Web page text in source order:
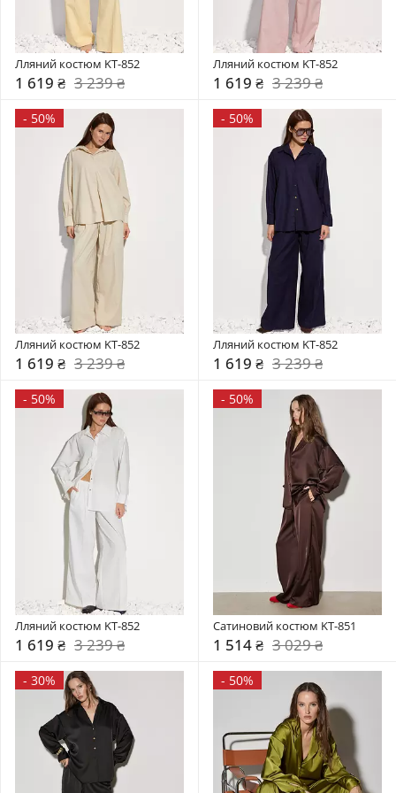
Лляний костюм KT-852
1 619 ₴ 3 239 ₴
Лляний костюм KT-852
1 619 ₴ 3 239 ₴
- 50%
Лляний костюм KT-852
1 619 ₴ 3 239 ₴
- 50%
Лляний костюм KT-852
1 619 ₴ 3 239 ₴
- 50%
Лляний костюм KT-852
1 619 ₴ 3 239 ₴
- 50%
Сатиновий костюм KT-851
1 514 ₴ 3 029 ₴
- 30% - 50%